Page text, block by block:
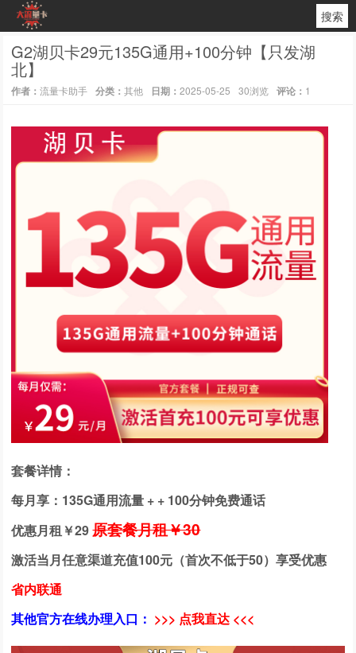
搜索
G2湖贝卡29元135G通用+100分钟【只发湖
北】
作者：流量卡助手 分类：其他 日期：2025-05-25 30浏览 评论： 1
套餐详情：
每月享：135G通用流量 + + 100分钟免费通话
优惠月租￥29原套餐月租￥30
激活当月任意渠道充值100元（首次不低于50）享受优惠
省内联通
其他官方在线办理入口： >>> 点我直达 <<<